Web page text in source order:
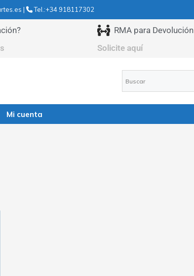
| Tel.:+34 918117302
RMA para Devolución
Solicite aquí
Mi cuenta